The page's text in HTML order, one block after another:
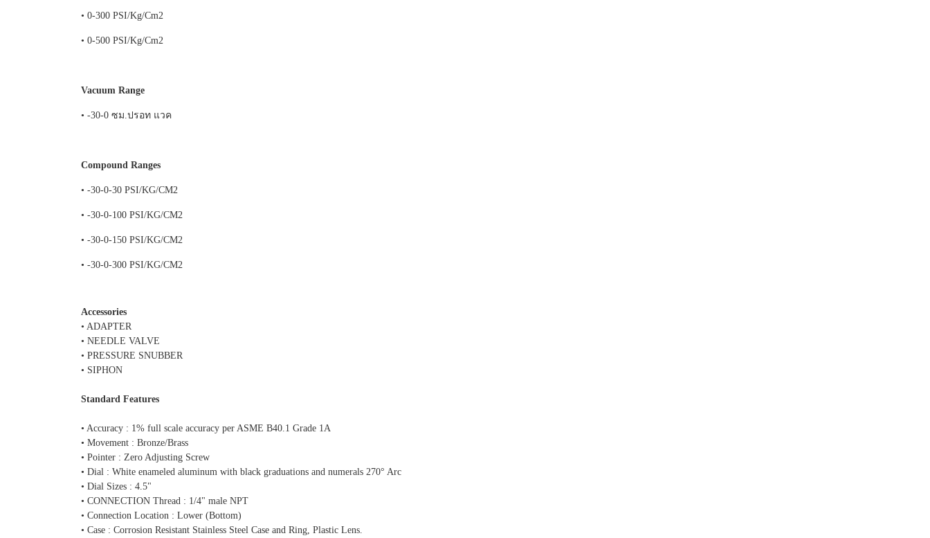
• 0-300 PSI/Kg/Cm2
• 0-500 PSI/Kg/Cm2
Vacuum Range
• -30-0 ซม.ปรอท แวค
Compound Ranges
• -30-0-30 PSI/KG/CM2
• -30-0-100 PSI/KG/CM2
• -30-0-150 PSI/KG/CM2
• -30-0-300 PSI/KG/CM2
Accessories
• ADAPTER
• NEEDLE VALVE
• PRESSURE SNUBBER
• SIPHON
Standard Features
• Accuracy : 1% full scale accuracy per ASME B40.1 Grade 1A
• Movement : Bronze/Brass
• Pointer : Zero Adjusting Screw
• Dial : White enameled aluminum with black graduations and numerals 270° Arc
• Dial Sizes : 4.5"
• CONNECTION Thread : 1/4" male NPT
• Connection Location : Lower (Bottom)
• Case : Corrosion Resistant Stainless Steel Case and Ring, Plastic Lens.